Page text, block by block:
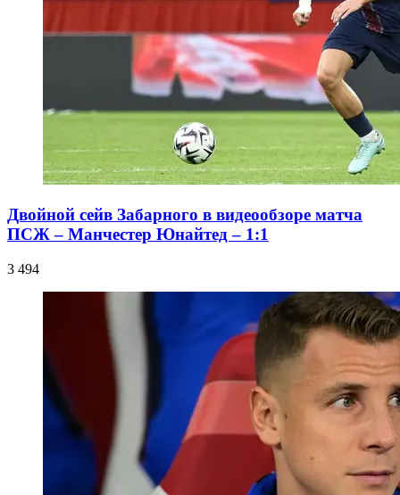
Двойной сейв Забарного в видеообзоре матча
ПСЖ – Манчестер Юнайтед – 1:1
3 494